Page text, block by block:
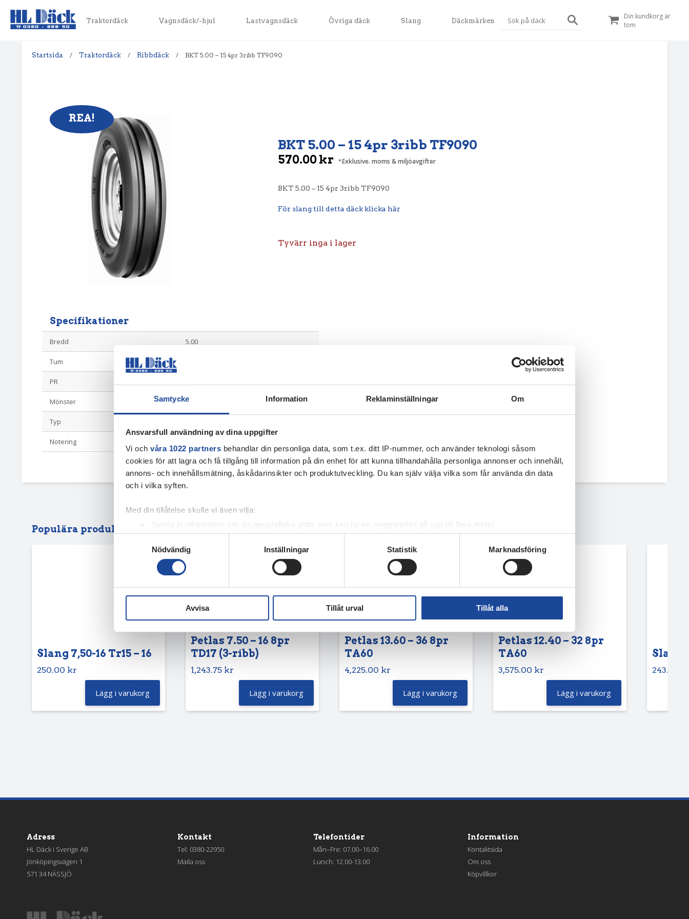
Samtycke Information Reklaminställningar Om
Ansvarsfull användning av dina uppgifter
Vi och våra 1022 partners behandlar din personliga data, som t.ex. ditt IP-nummer, och använder teknologi såsom
cookies för att lagra och få tillgång till information på din enhet för att kunna tillhandahålla personliga annonser och innehåll,
annons- och innehållsmätning, åskådarinsikter och produktutveckling. Du kan själv välja vilka som får använda din data
och i vilka syften.
Med din tillåtelse skulle vi även vilja:
Samla in information om din geografiska plats som kan ha en noggrannhet på upp till flera meter
Identifiera din enhet genom att aktivt skanna den för specifika kännetecken (fingeravtryck)
Ta reda på mer om hur dina personliga uppgifter behandlas och ställ in dina preferenser i
detaljsektionen. Du kan ändra
eller dra tillbaka ditt samtycke när som helst från cookie-förklaringen.
Vi använder enhetsidentifierare för att anpassa innehållet och annonserna till användarna, tillhandahålla funktioner för
sociala medier och analysera vår trafik. Vi vidarebefordrar även sådana identifierare och annan information från din enhet
till de sociala medier och annons- och analysföretag som vi samarbetar med. Dessa kan i sin tur kombinera informationen
Nödvändig
Inställningar Statistik Marknadsföring
Avvisa Tillåt urval Tillåt alla
Traktordäck Vagnsdäck/-hjul Lastvagnsdäck Övriga däck Slang Däckmärken
Din kundkorg är
tom
Startsida / Traktordäck / Ribbdäck / BKT 5.00 – 15 4pr 3ribb TF9090
REA!
BKT 5.00 – 15 4pr 3ribb TF9090
570.00kr Exklusive. moms & miljöavgifter
BKT 5.00 – 15 4pr 3ribb TF9090
För slang till detta däck klicka här
Tyvärr inga i lager
Specifikationer
Bredd 5.00
Tum
PR
Mönster 3ribb
Typ
Notering
Populära produkter
Slang 7,50-16 Tr15 – 16
250.00 kr
Lägg i varukorg
Petlas 7.50 – 16 8pr
TD17 (3-ribb)
1,243.75 kr
Lägg i varukorg
Petlas 13.60 – 36 8pr
TA60
4,225.00 kr
Lägg i varukorg
Petlas 12.40 – 32 8pr
TA60
3,575.00 kr
Lägg i varukorg
Slang
243.75
Adress
HL Däck i Sverige AB
Jönköpingsvägen 1
571 34 NÄSSJÖ
Kontakt
Tel: 0380-22950
Maila oss
Telefontider
Mån–Fre: 07.00–16.00
Lunch: 12.00-13.00
Information
Kontaktsida
Om oss
Köpvillkor